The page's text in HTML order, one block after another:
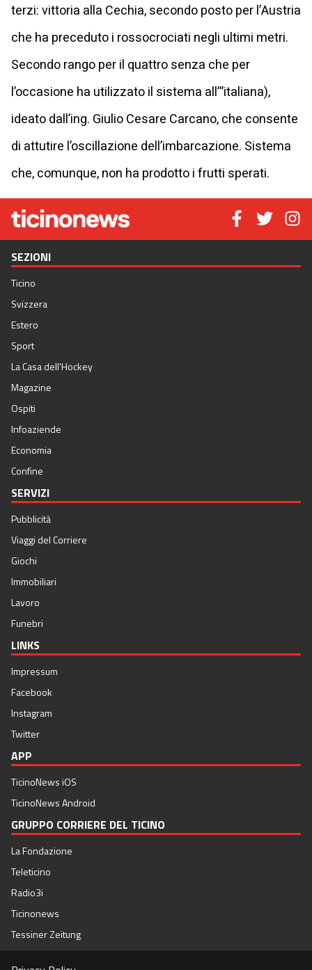
terzi: vittoria alla Cechia, secondo posto per l’Austria
che ha preceduto i rossocrociati negli ultimi metri.
Secondo rango per il quattro senza che per
l’occasione ha utilizzato il sistema all’”italiana),
ideato dall’ing. Giulio Cesare Carcano, che consente
di attutire l’oscillazione dell’imbarcazione. Sistema
che, comunque, non ha prodotto i frutti sperati.
SEZIONI
Ticino
Svizzera
Estero
Sport
La Casa dell'Hockey
Magazine
Ospiti
Infoaziende
Economia
Confine
SERVIZI
Pubblicità
Viaggi del Corriere
Giochi
Immobiliari
Lavoro
Funebri
LINKS
Impressum
Facebook
Instagram
Twitter
APP
TicinoNews iOS
TicinoNews Android
GRUPPO CORRIERE DEL TICINO
La Fondazione
Teleticino
Radio3i
Ticinonews
Tessiner Zeitung